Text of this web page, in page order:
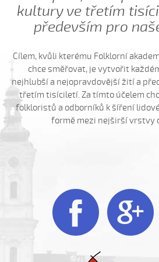
Já su ráda (Renata Šťastná,
Já su ráda (Vystrčilová
Ja žalo dívča, ja žalo trávu
Janíčenko, Janko...
Janíčku...
Janíčku, Janíčku...
Jede šohaj z Vídňa (Alois
Jeden cigáň (Daniel Bruštík,
Jeden cigáň (Josef Zámečník,
Jedna mamka (Eliška
kultury ve třetím
především pro
Cílem, kvůli kterému Folklorní
chce směřovat, je vytvořit
nejhlubší a nejopravdovější žití a
třetím tisíciletí. Za tímto účelem
folkloristů a odborníků k šíření
formě mezi nejširší vrstvy
